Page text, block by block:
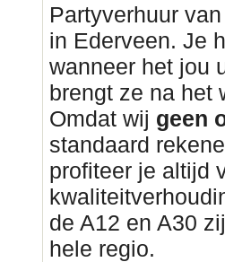
Partyverhuur
in Ederveen. Je
wanneer het jou
brengt ze na het
Omdat wij geen
standaard
profiteer je altijd
de A12 en A30
hele regio.